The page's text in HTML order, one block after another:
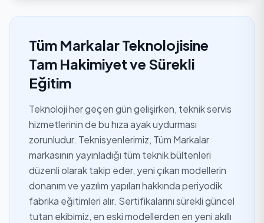
Tüm Markalar Teknolojisine
Tam Hakimiyet ve Sürekli
Eğitim
Teknoloji her geçen gün gelişirken, teknik servis
hizmetlerinin de bu hıza ayak uydurması
zorunludur. Teknisyenlerimiz, Tüm Markalar
markasının yayınladığı tüm teknik bültenleri
düzenli olarak takip eder, yeni çıkan modellerin
donanım ve yazılım yapıları hakkında periyodik
fabrika eğitimleri alır. Sertifikalarını sürekli güncel
tutan ekibimiz, en eski modellerden en yeni akıllı